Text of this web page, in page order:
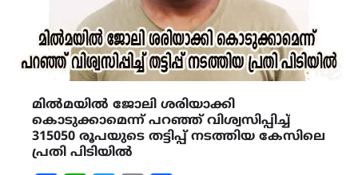
മിൽമയിൽ ജോലി ശരിയാക്കി
കൊടുക്കാമെന്ന് പറഞ്ഞ് വിശ്വസിപ്പിച്ച്
315050 രൂപയുടെ തട്ടിപ്പ് നടത്തിയ കേസിലെ
പ്രതി പിടിയിൽ